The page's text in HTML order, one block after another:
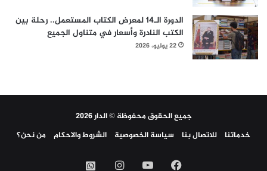
الدورة الـ14 لمعرض الكتاب المستعمل.. رحلة بين
الكتب النادرة وأسعار في متناول الجميع
22 يوليو، 2026
جميع الحقوق محفوظة © الدار 2026
خدماتنا
للاتصال بنا سياسة الخصوصية الشروط والاحكام من نحن؟
فيسبوك‫YouTubeانستقرامواتساب